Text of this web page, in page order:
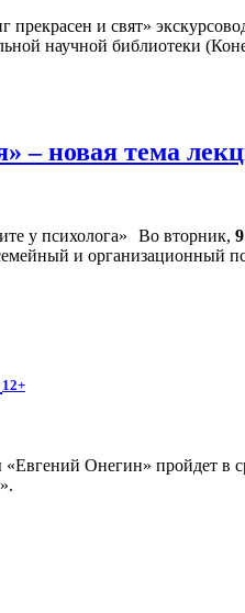
прекрасен и свят»
научной библиотеки
– новая тема
Во вторник,
и организационный
12+
Онегин» пройдет в